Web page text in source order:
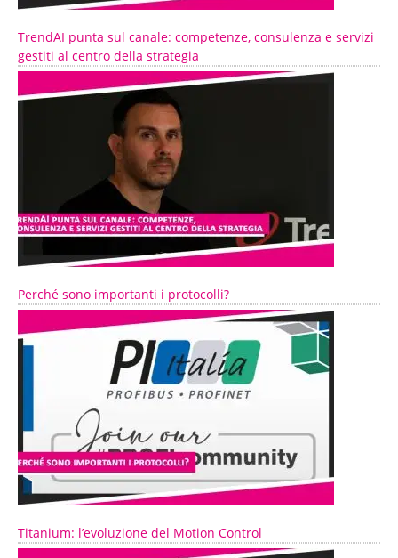
TrendAI punta sul canale: competenze, consulenza e servizi
gestiti al centro della strategia
Perché sono importanti i protocolli?
Titanium: l’evoluzione del Motion Control